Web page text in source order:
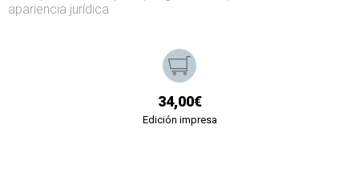
apariencia jurídica
34,00€
Edición impresa